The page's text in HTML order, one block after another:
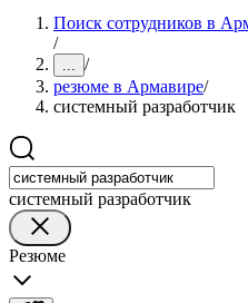
Поиск сотрудников в
/
... /
резюме в Армавире/
системный разработчик
системный разработчик
Резюме